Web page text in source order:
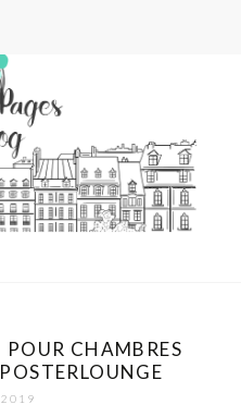
CHAMBRES